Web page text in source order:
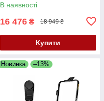
В наявності
16 476 ₴ 18 949 ₴
Купити
Новинка –13%